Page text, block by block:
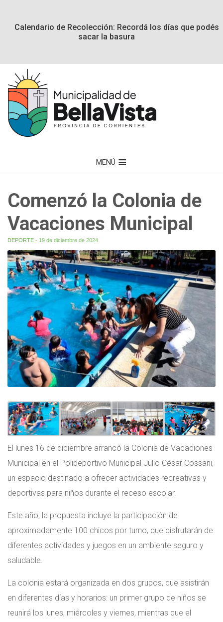
Calendario de Recolección: Recordá los días que podés
sacar la basura
MENÚ
Comenzó la Colonia de
Vacaciones Municipal
DEPORTE - 19 de diciembre de 2024
El lunes 16 de diciembre arrancó la Colonia de Vacaciones
Municipal en el Polideportivo Municipal Julio César Cossani,
un espacio destinado a ofrecer actividades recreativas y
deportivas para niños durante el receso escolar.
Este año, la propuesta incluye la participación de
aproximadamente 100 chicos por turno, que disfrutarán de
diferentes actividades y juegos en un ambiente seguro y
saludable.
La colonia estará organizada en dos grupos, que asistirán
en diferentes días y horarios: un primer grupo de niños se
reunirá los lunes, miércoles y viernes, mientras que el